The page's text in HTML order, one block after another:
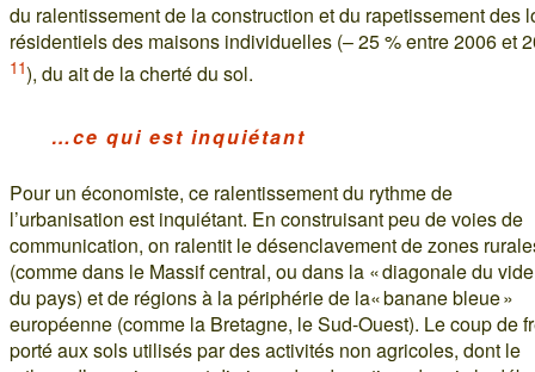
du ralentissement de la construction et du rapetissement des
résidentiels des maisons individuelles (– 25 % entre 2006 et
11), du ait de la cherté du sol.
…ce qui est inquiétant
Pour un économiste, ce ralentissement du rythme de
l’urbanisation est inquiétant. En construisant peu de voies de
communication, on ralentit le désenclavement de zones
(comme dans le Massif central, ou dans la « diagonale du
du pays) et de régions à la périphérie de la« banane bleue »
européenne (comme la Bretagne, le Sud-Ouest). Le coup de
porté aux sols utilisés par des activités non agricoles, dont le